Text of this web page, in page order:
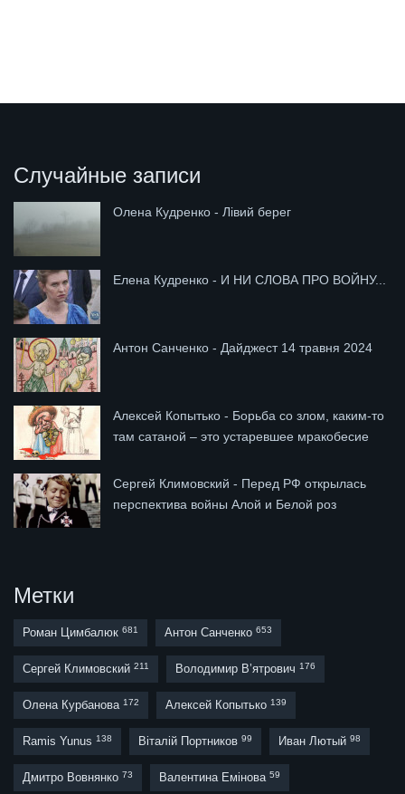
Случайные записи
Олена Кудренко - Лівий берег
Елена Кудренко - И НИ СЛОВА ПРО ВОЙНУ...
Антон Санченко - Дайджест 14 травня 2024
Алексей Копытько - Борьба со злом, каким-то
там сатаной – это устаревшее мракобесие
Сергей Климовский - Перед РФ открылась
перспектива войны Алой и Белой роз
Метки
Роман Цимбалюк 681 Антон Санченко 653
Сергей Климовский 211 Володимир В’ятрович 176
Олена Курбанова 172 Алексей Копытько 139
Ramis Yunus 138 Віталій Портников 99 Иван Лютый 98
Дмитро Вовнянко 73 Валентина Емінова 59